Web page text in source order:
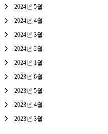
2024년 5월
2024년 4월
2024년 3월
2024년 2월
2024년 1월
2023년 6월
2023년 5월
2023년 4월
2023년 3월